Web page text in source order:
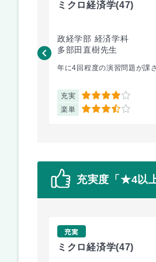
ミクロ経済学(47)
政経学部 経済学科
多部田直樹先生
年に4回程度の演習問題が課さ
充実 4
楽単 3.5
充実度「★4以
充実
ミクロ経済学(47)